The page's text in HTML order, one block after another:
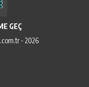
GEÇ
- 2026